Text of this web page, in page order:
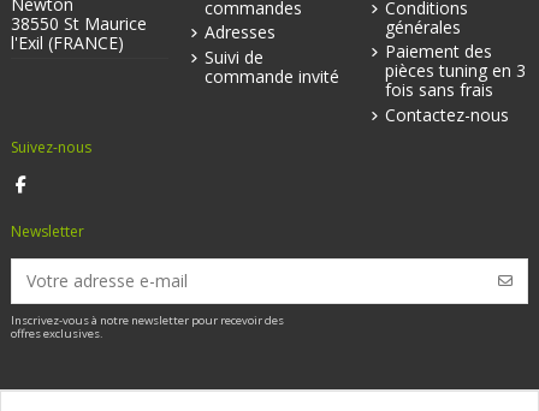
38550 St Maurice
l'Exil (FRANCE)
commandes
Adresses
Suivi de
commande invité
Conditions
générales
Paiement des
pièces tuning en 3
fois sans frais
Contactez-nous
Suivez-nous
Newsletter
Inscrivez-vous à notre newsletter pour recevoir des
offres exclusives.